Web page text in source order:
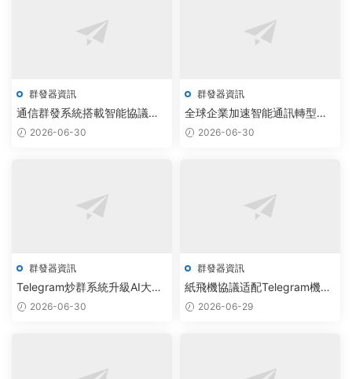
群發器資訊
通信群發系統搭載智能協議工
具，實現跨平台群控效率提升
2026-06-30
群發器資訊
全球企業加速智能通訊轉型，
飛機群發器攜手電報助手推出
2026-06-30
群發器資訊
Telegram炒群系統升級AI大模
型，群發效率提升300%
2026-06-30
群發器資訊
紙飛機協議适配Telegram機器
人，智能群發器激活通信效率
2026-06-29